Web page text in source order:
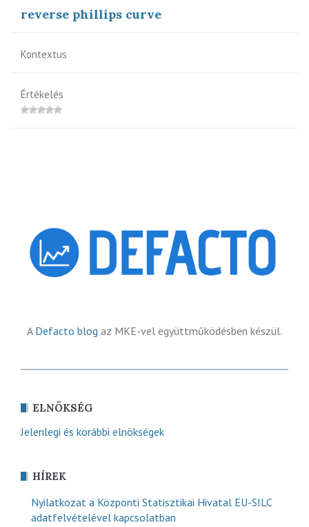
reverse phillips curve
Kontextus
Értékelés
A Defacto blog az MKE-vel együttműködésben készül.
ELNÖKSÉG
Jelenlegi és korábbi elnökségek
HÍREK
Nyilatkozat a Központi Statisztikai Hivatal EU-SILC
adatfelvételével kapcsolatban